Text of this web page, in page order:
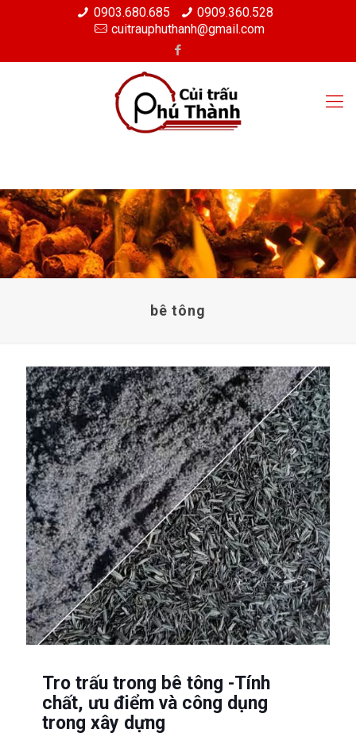
0903.680.685
0909.360.528
cuitrauphuthanh@gmail.com
bê tông
Tro trấu trong bê tông -Tính
chất, ưu điểm và công dụng
trong xây dựng